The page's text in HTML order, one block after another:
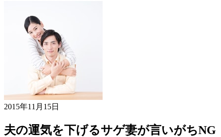
2015年11月15日
夫の運気を下げるサゲ妻が言いがちNG